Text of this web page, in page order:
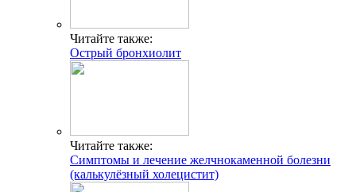
Читайте также:
Острый бронхиолит
Читайте также:
Симптомы и лечение желчнокаменной болезни
(калькулёзный холецистит)